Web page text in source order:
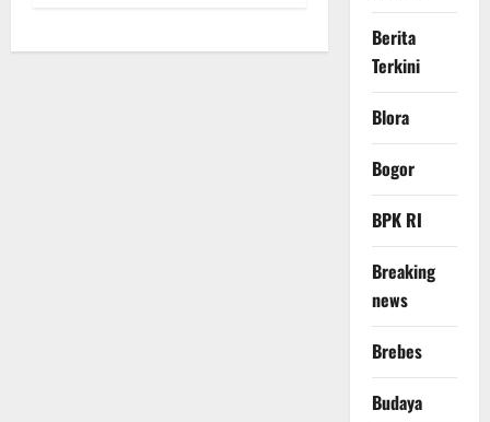
Berita
Terkini
Blora
Bogor
BPK RI
Breaking
news
Brebes
Budaya